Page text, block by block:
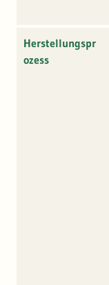
Herstellungspr
ozess